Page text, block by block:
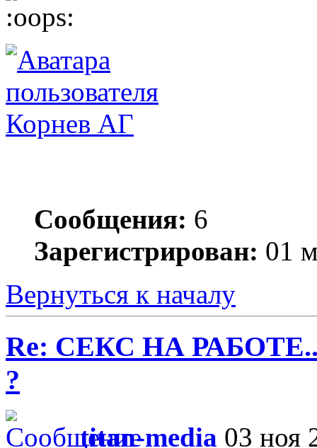
Корнев АГ
Сообщения: 6
Зарегистрирован: 01
Вернуться к началу
Re: СЕКС НА
?
titan-media 03 ноя